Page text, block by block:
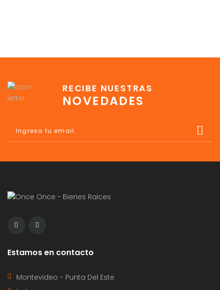
RECIBE NUESTRAS
NOVEDADES
Estamos en contacto
Montevideo - Punta Del Este